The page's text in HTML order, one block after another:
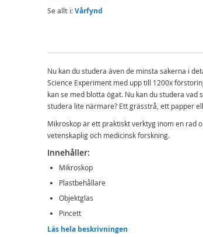
Se allt i:Vårfynd
Nu kan du studera även de minsta sakerna i
Science Experiment med upp till 1200x
kan se med blotta ögat. Nu kan du studera vad
studera lite närmare? Ett grässtrå, ett papper
Mikroskop är ett praktiskt verktyg inom en rad
vetenskaplig och medicinsk forskning.
Innehåller:
Mikroskop
Plastbehållare
Objektglas
Pincett
Kniv
Läs hela beskrivningen